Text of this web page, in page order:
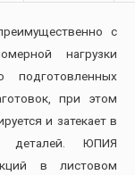
с
нагрузки
подготовленных
при этом
и затекает в
деталей. ЮПИЯ
в листовом